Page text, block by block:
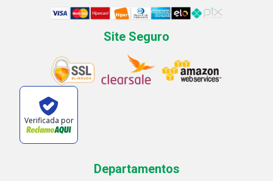
Site Seguro
Verificada por
Departamentos